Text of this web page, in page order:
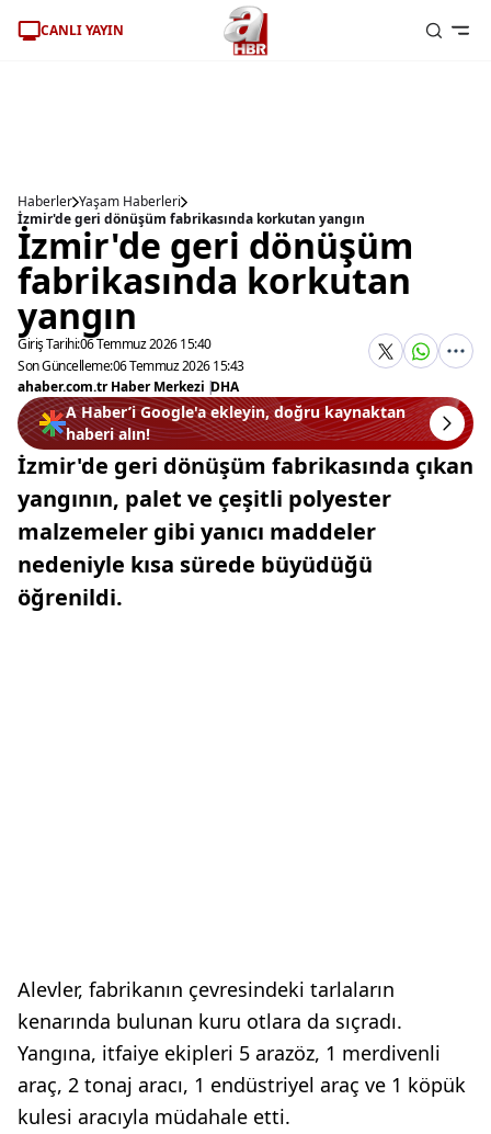
CANLI YAYIN
Haberler Yaşam Haberleri
İzmir'de geri dönüşüm fabrikasında korkutan yangın
İzmir'de geri dönüşüm
fabrikasında korkutan
yangın
Giriş Tarihi:06 Temmuz 2026 15:40
Son Güncelleme:06 Temmuz 2026 15:43
ahaber.com.tr Haber Merkezi |DHA
A Haber’i Google'a ekleyin, doğru kaynaktan
haberi alın!
İzmir'de geri dönüşüm fabrikasında çıkan
yangının, palet ve çeşitli polyester
malzemeler gibi yanıcı maddeler
nedeniyle kısa sürede büyüdüğü
öğrenildi.
Alevler, fabrikanın çevresindeki tarlaların
kenarında bulunan kuru otlara da sıçradı.
Yangına, itfaiye ekipleri 5 arazöz, 1 merdivenli
araç, 2 tonaj aracı, 1 endüstriyel araç ve 1 köpük
kulesi aracıyla müdahale etti.